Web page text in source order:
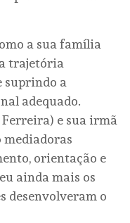
a sua família
trajetória
suprindo a
adequado.
Ferreira) e sua irmã
mediadoras
orientação e
ainda mais os
desenvolveram o